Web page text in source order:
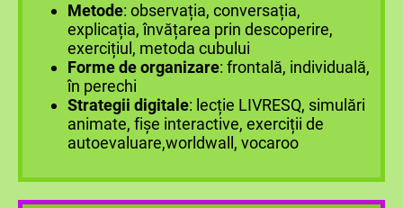
Metode: observația, conversația,
explicația, învățarea prin descoperire,
exercițiul, metoda cubului
Forme de organizare: frontală, individuală,
în perechi
Strategii digitale: lecție LIVRESQ, simulări
animate, fișe interactive, exerciții de
autoevaluare,worldwall, vocaroo